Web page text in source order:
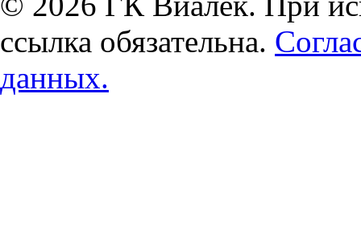
ссылка обязательна.
данных.